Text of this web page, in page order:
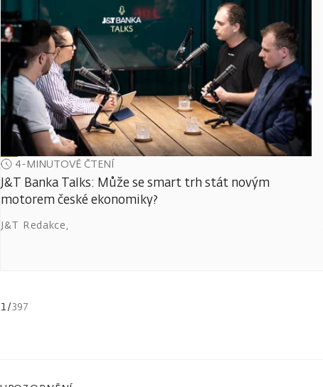
4-MINUTOVÉ ČTENÍ
J&T Banka Talks: Může se smart trh stát novým
motorem české ekonomiky?
J&T Redakce,
1/397